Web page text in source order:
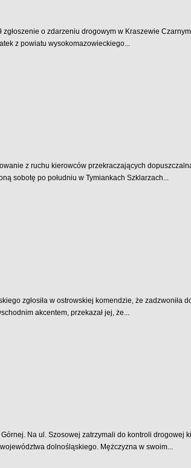
o zdarzeniu drogowym w Kraszewie
z powiatu wysokomazowieckiego...
z ruchu kierowców przekraczających
sobotę po południu w Tymiankach Szklarzach...
zgłosiła w ostrowskiej komendzie, że zadzwoniła
akcentem, przekazał jej, że...
Na ul. Szosowej zatrzymali do kontroli drogowej
dolnośląskiego. Mężczyzna w swoim...